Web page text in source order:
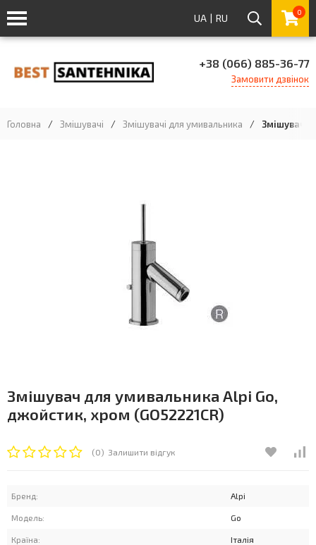
UA | RU 0
+38 (066) 885-36-77
Замовити дзвінок
Головна / Змішувачі / Змішувачі для умивальника / Змішувач
Змішувач для умивальника Alpi Go,
джойстик, хром (GO52221CR)
(0) Залишити відгук
Бренд: Alpi
Модель: Go
Країна: Італія